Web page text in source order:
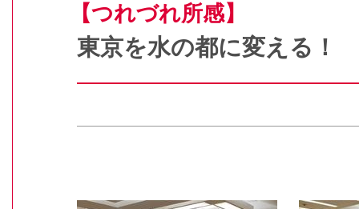
【つれづれ所感】
東京を水の都に変える！